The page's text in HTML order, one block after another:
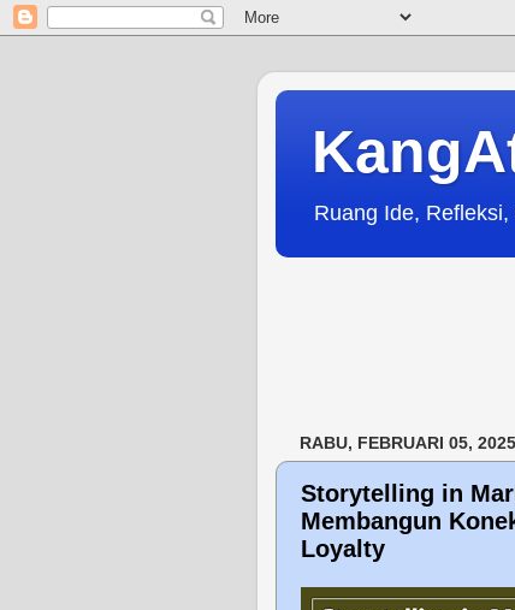
Ruang Ide, Refleksi,
RABU, FEBRUARI 05, 2025
Storytelling in
Membangun
Loyalty